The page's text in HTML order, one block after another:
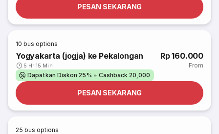
PESAN SEKARANG
10 bus options
Yogyakarta (jogja) ke Pekalongan
5 Hr 15 Min
Rp 160.000
From
Dapatkan Diskon 25% + Cashback 20,000
PESAN SEKARANG
25 bus options